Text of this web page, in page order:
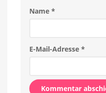
Name *
E-Mail-Adresse *